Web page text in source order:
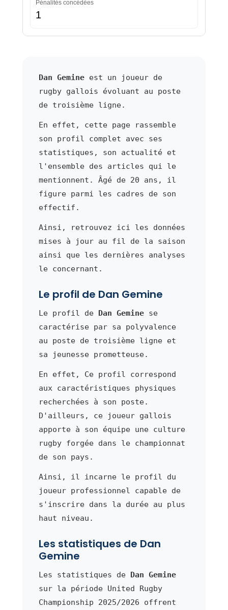
Pénalités concédées
1
Dan Gemineest un joueur de
rugby gallois évoluant au poste
de troisième ligne.
En effet, cette page rassemble
son profil complet avec ses
statistiques, son actualité et
l'ensemble des articles qui le
mentionnent. Âgé de 20 ans, il
figure parmi les cadres de son
effectif.
Ainsi, retrouvez ici les données
mises à jour au fil de la saison
ainsi que les dernières analyses
le concernant.
Le profil de Dan Gemine
Le profil de Dan Geminese
caractérise par sa polyvalence
au poste de troisième ligne et
sa jeunesse prometteuse.
En effet, Ce profil correspond
aux caractéristiques physiques
recherchées à son poste.
D'ailleurs, ce joueur gallois
apporte à son équipe une culture
rugby forgée dans le championnat
de son pays.
Ainsi, il incarne le profil du
joueur professionnel capable de
s'inscrire dans la durée au plus
haut niveau.
Les statistiques de Dan
Gemine
Les statistiques de
Dan Gemine
sur la période United Rugby
Championship 2025/2026 offrent